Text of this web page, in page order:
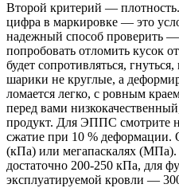
Второй критерий —
цифра в маркировке — это
надежный способ проверить —
попробовать отломить кусок
будет сопротивляться,
шарики не круглые, а
ломается легко, с ровным
перед вами
продукт. Для ЭППС смотрите
сжатие при 10 % деформации.
(кПа) или мегапаскалях (МПа).
достаточно 200-250 кПа, для
эксплуатируемой кровли —